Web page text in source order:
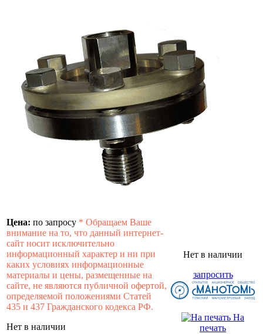
Цена: по запросу * Обращаем Ваше
внимание на то, что данный интернет-
сайт носит исключительно
информационный характер и ни при
каких условиях информационные
материалы и цены, размещенные на
сайте, не являются публичной офертой,
определяемой положениями Статей
435 и 437 Гражданского кодекса РФ.
Нет в наличии
Нет в наличии
запросить
На
печать